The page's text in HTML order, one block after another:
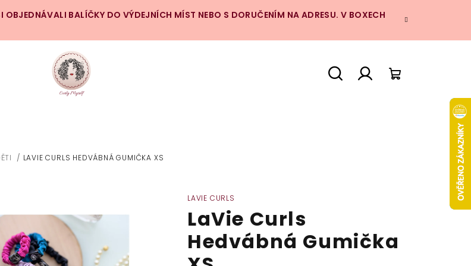
BALÍČKY DO VÝDEJNÍCH MÍST NEBO S DORUČENÍM NA ADRESU. V BOXECH
/ LAVIE CURLS HEDVÁBNÁ GUMIČKA XS
LAVIE CURLS
LaVie Curls
Hedvábná Gumička